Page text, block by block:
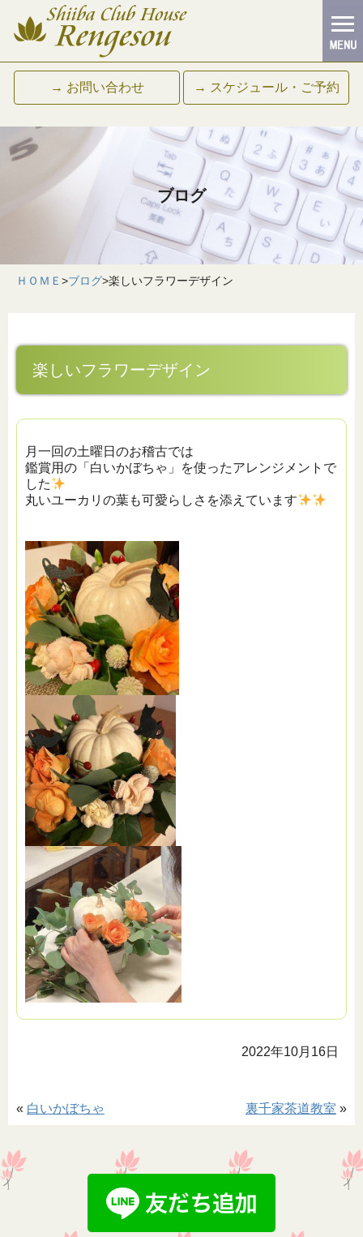
→ お問い合わせ → スケジュール・ご予約
ブログ
ＨＯＭＥ >ブログ>楽しいフラワーデザイン
楽しいフラワーデザイン
月一回の土曜日のお稽古では
鑑賞用の「白いかぼちゃ」を使ったアレンジメントで
した
丸いユーカリの葉も可愛らしさを添えています
2022年10月16日
裏千家茶道教室 »
« 白いかぼちゃ